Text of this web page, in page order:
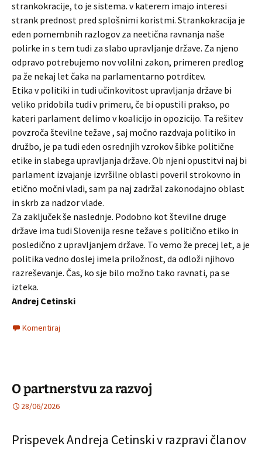
strankokracije, to je sistema. v katerem imajo interesi
strank prednost pred splošnimi koristmi. Strankokracija je
eden pomembnih razlogov za neetična ravnanja naše
polirke in s tem tudi za slabo upravljanje države. Za njeno
odpravo potrebujemo nov volilni zakon, primeren predlog
pa že nekaj let čaka na parlamentarno potrditev.
Etika v politiki in tudi učinkovitost upravljanja države bi
veliko pridobila tudi v primeru, če bi opustili prakso, po
kateri parlament delimo v koalicijo in opozicijo. Ta rešitev
povzroča številne težave , saj močno razdvaja politiko in
družbo, je pa tudi eden osrednjih vzrokov šibke politične
etike in slabega upravljanja države. Ob njeni opustitvi naj bi
parlament izvajanje izvršilne oblasti poveril strokovno in
etično močni vladi, sam pa naj zadržal zakonodajno oblast
in skrb za nadzor vlade.
Za zaključek še naslednje. Podobno kot številne druge
države ima tudi Slovenija resne težave s politično etiko in
posledično z upravljanjem države. To vemo že precej let, a je
politika vedno doslej imela priložnost, da odloži njihovo
razreševanje. Čas, ko sje bilo možno tako ravnati, pa se
izteka.
Andrej Cetinski
Komentiraj
O partnerstvu za razvoj
28/06/2026
Prispevek Andreja Cetinski v razpravi članov